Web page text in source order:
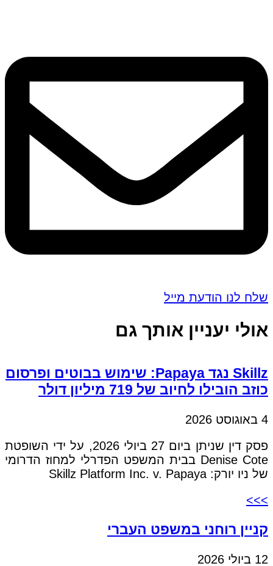
שלח לנו הודעת מייל
אולי יעניין אותך גם
Skillz נגד Papaya: שימוש בבוטים ופרסום
כוזב הובילו לחיוב של 719 מיליון דולר
4 באוגוסט 2026
פסק דין שניתן ביום 27 ביולי 2026, על ידי השופטת
Denise Cote בבית המשפט הפדרלי למחוז הדרומי
של ניו יורק: Skillz Platform Inc. v. Papaya
>>>
קניין רוחני במשפט העברי
12 ביולי 2026